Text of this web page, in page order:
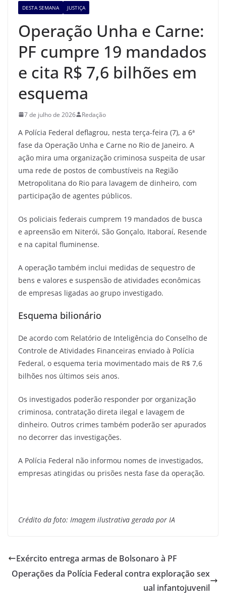
DESTA SEMANA JUSTIÇA
Operação Unha e Carne:
PF cumpre 19 mandados
e cita R$ 7,6 bilhões em
esquema
7 de julho de 2026 Redação
A Polícia Federal deflagrou, nesta terça-feira (7), a 6ª
fase da Operação Unha e Carne no Rio de Janeiro. A
ação mira uma organização criminosa suspeita de usar
uma rede de postos de combustíveis na Região
Metropolitana do Rio para lavagem de dinheiro, com
participação de agentes públicos.
Os policiais federais cumprem 19 mandados de busca
e apreensão em Niterói, São Gonçalo, Itaboraí, Resende
e na capital fluminense.
A operação também inclui medidas de sequestro de
bens e valores e suspensão de atividades econômicas
de empresas ligadas ao grupo investigado.
Esquema bilionário
De acordo com Relatório de Inteligência do Conselho de
Controle de Atividades Financeiras enviado à Polícia
Federal, o esquema teria movimentado mais de R$ 7,6
bilhões nos últimos seis anos.
Os investigados poderão responder por organização
criminosa, contratação direta ilegal e lavagem de
dinheiro. Outros crimes também poderão ser apurados
no decorrer das investigações.
A Polícia Federal não informou nomes de investigados,
empresas atingidas ou prisões nesta fase da operação.
Crédito da foto: Imagem ilustrativa gerada por IA
Exército entrega armas de Bolsonaro à PF
Operações da Polícia Federal contra exploração sex
ual infantojuvenil